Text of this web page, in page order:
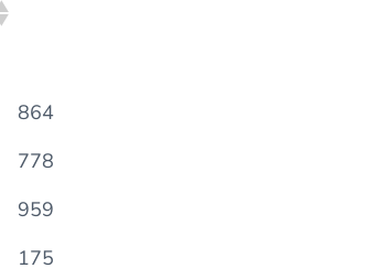
Uzdrowiska*
864
778
959
175